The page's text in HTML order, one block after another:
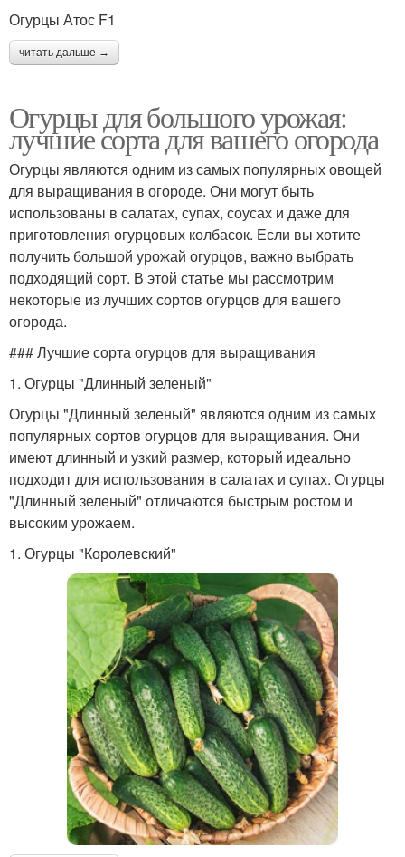
Огурцы Атос F1
читать дальше →
Огурцы для большого урожая:
лучшие сорта для вашего огорода
Огурцы являются одним из самых популярных овощей
для выращивания в огороде. Они могут быть
использованы в салатах, супах, соусах и даже для
приготовления огурцовых колбасок. Если вы хотите
получить большой урожай огурцов, важно выбрать
подходящий сорт. В этой статье мы рассмотрим
некоторые из лучших сортов огурцов для вашего
огорода.
### Лучшие сорта огурцов для выращивания
1. Огурцы "Длинный зеленый"
Огурцы "Длинный зеленый" являются одним из самых
популярных сортов огурцов для выращивания. Они
имеют длинный и узкий размер, который идеально
подходит для использования в салатах и супах. Огурцы
"Длинный зеленый" отличаются быстрым ростом и
высоким урожаем.
1. Огурцы "Королевский"